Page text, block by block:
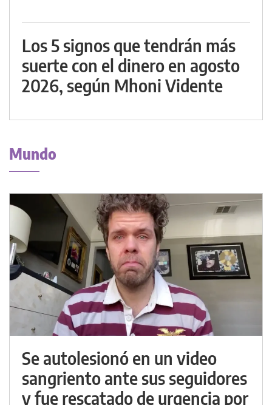
Los 5 signos que tendrán más
suerte con el dinero en agosto
2026, según Mhoni Vidente
Mundo
Se autolesionó en un video
sangriento ante sus seguidores
y fue rescatado de urgencia por